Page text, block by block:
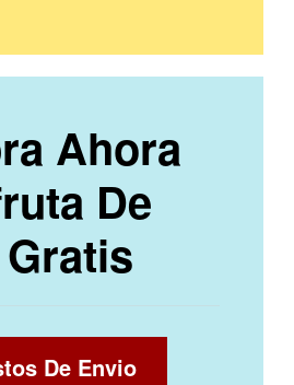
Ahora
De
De Envio